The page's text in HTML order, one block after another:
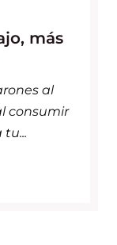
más
al
consumir